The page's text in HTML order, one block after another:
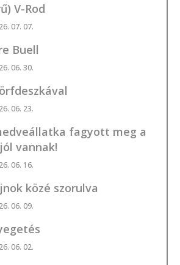
V-Rod
07. 07.
Buell
06. 30.
06. 23.
fagyott meg a
vannak!
06. 16.
közé szorulva
06. 09.
06. 02.